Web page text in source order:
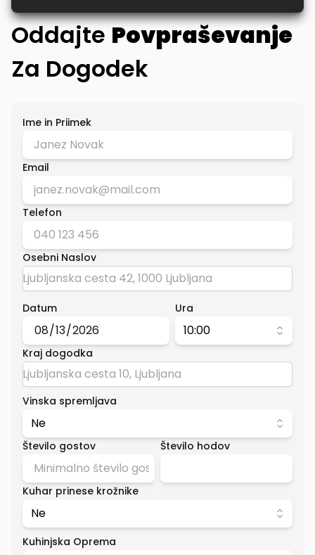
Oddajte Povpraševanje
Za Dogodek
Ime in Priimek
Email
Telefon
Osebni Naslov
Datum Ura
10:00
Kraj dogodka
Vinska spremljava
Ne
Število gostov Število hodov
Kuhar prinese krožnike
Ne
Kuhinjska Oprema